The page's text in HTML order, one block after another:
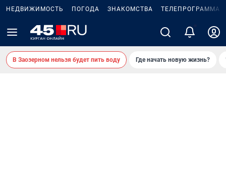
НЕДВИЖИМОСТЬ ПОГОДА ЗНАКОМСТВА ТЕЛЕПРОГРАММА
В Заозерном нельзя будет пить воду Где начать новую жизнь?